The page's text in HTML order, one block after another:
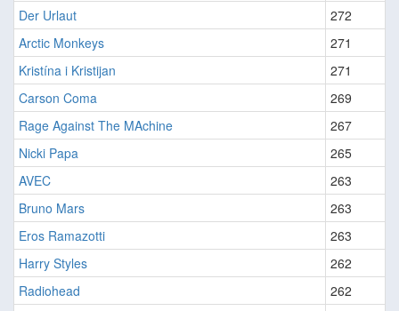
Der Urlaut
272
Arctic Monkeys
271
Kristína i Kristijan
271
Carson Coma
269
Rage Against The MAchine
267
Nicki Papa
265
AVEC
263
Bruno Mars
263
Eros Ramazotti
263
Harry Styles
262
Radiohead
262